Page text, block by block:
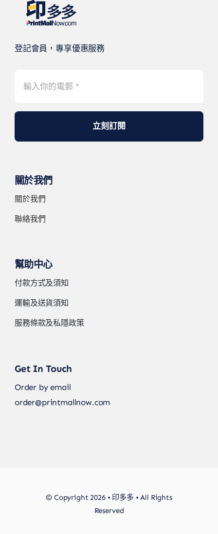
登記會員，專享優惠服務
立刻訂閱
關於我們
關於我們
聯絡我們
幫助中心
付款方式及須知
運輸及送貨須知
服務條款及私隱政策
Get In Touch
Order by email
order@printmallnow.com
© Copyright 2026 • 印多多 • All Rights
Reserved